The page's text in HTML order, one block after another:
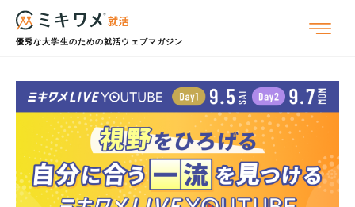
優秀な大学生のための就活ウェブマガジン